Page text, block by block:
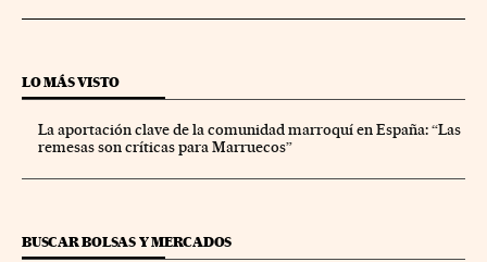
LO MÁS VISTO
La aportación clave de la comunidad marroquí en España: “Las
remesas son críticas para Marruecos”
BUSCAR BOLSAS Y MERCADOS